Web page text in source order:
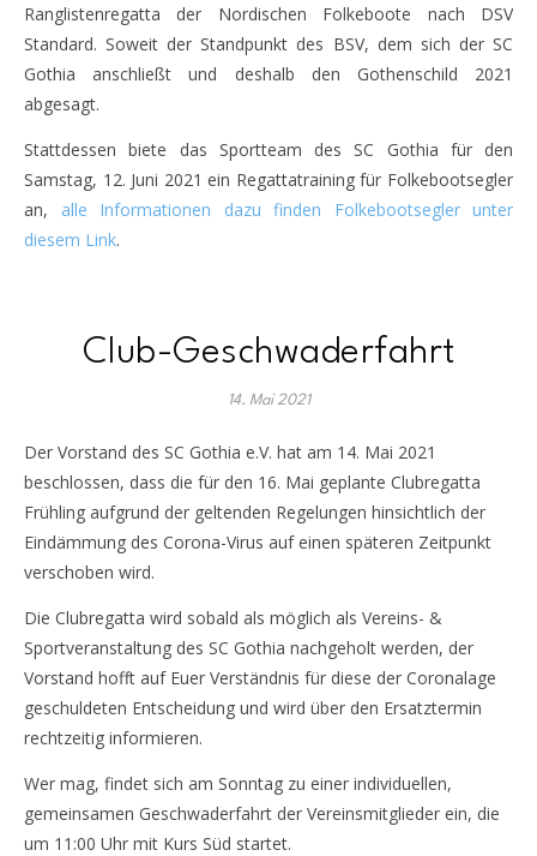
Ranglistenregatta der Nordischen Folkeboote nach DSV
Standard. Soweit der Standpunkt des BSV, dem sich der SC
Gothia anschließt und deshalb den Gothenschild 2021
abgesagt.
Stattdessen biete das Sportteam des SC Gothia für den
Samstag, 12. Juni 2021 ein Regattatraining für Folkebootsegler
an, alle Informationen dazu finden Folkebootsegler unter
diesem Link.
Club-Geschwaderfahrt
14. Mai 2021
Der Vorstand des SC Gothia e.V. hat am 14. Mai 2021
beschlossen, dass die für den 16. Mai geplante Clubregatta
Frühling aufgrund der geltenden Regelungen hinsichtlich der
Eindämmung des Corona-Virus auf einen späteren Zeitpunkt
verschoben wird.
Die Clubregatta wird sobald als möglich als Vereins- &
Sportveranstaltung des SC Gothia nachgeholt werden, der
Vorstand hofft auf Euer Verständnis für diese der Coronalage
geschuldeten Entscheidung und wird über den Ersatztermin
rechtzeitig informieren.
Wer mag, findet sich am Sonntag zu einer individuellen,
gemeinsamen Geschwaderfahrt der Vereinsmitglieder ein, die
um 11:00 Uhr mit Kurs Süd startet.